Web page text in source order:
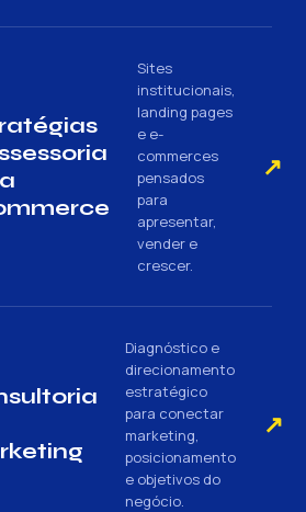
Sites
institucionais,
landing pages
e e-
commerces
pensados
para
apresentar,
vender e
crescer.
↗
Diagnóstico e
direcionamento
estratégico
para conectar
marketing,
posicionamento
e objetivos do
negócio.
↗